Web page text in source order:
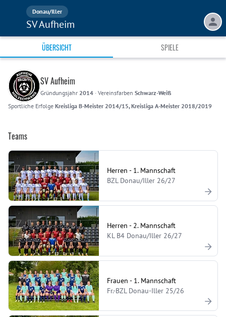
Donau/Iller
SV Aufheim
ÜBERSICHT SPIELE
SV Aufheim
Gründungsjahr 2014 · Vereinsfarben Schwarz-Weiß
Sportliche Erfolge Kreisliga B-Meister 2014/15, Kreisliga A-Meister 2018/2019
Teams
Herren - 1. Mannschaft
BZL Donau/Iller 26/27
Herren - 2. Mannschaft
KL B4 Donau/Iller 26/27
Frauen - 1. Mannschaft
Fr.-BZL Donau-Iller 25/26